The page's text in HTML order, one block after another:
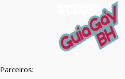
Parceiros: